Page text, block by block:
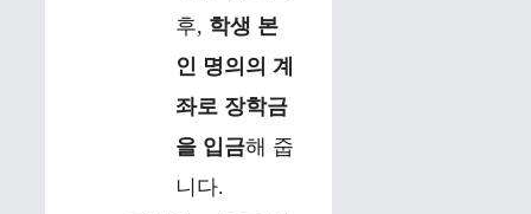
후, 학생 본
인 명의의 계
좌로 장학금
을 입금해 줍
니다.